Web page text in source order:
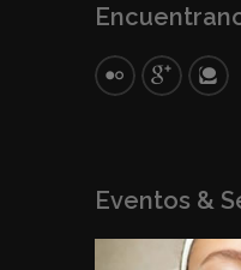
Eventos &